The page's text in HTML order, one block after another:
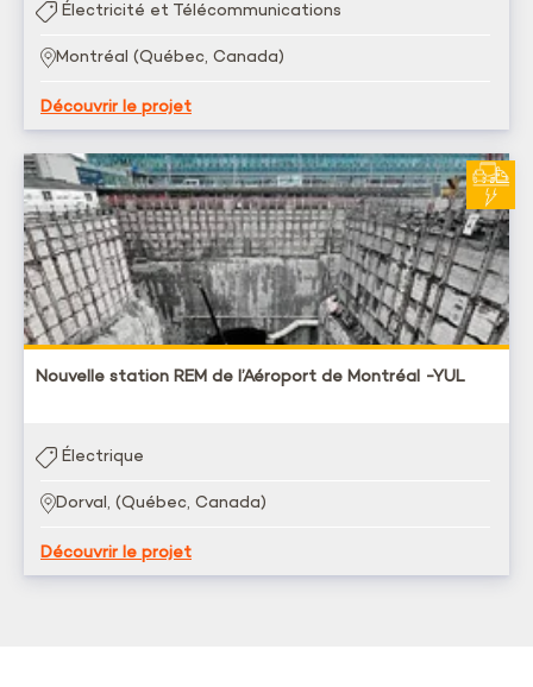
Électricité et Télécommunications
Montréal (Québec, Canada)
Découvrir le projet
Nouvelle station REM de l’Aéroport de Montréal -YUL
Électrique
Dorval, (Québec, Canada)
Découvrir le projet